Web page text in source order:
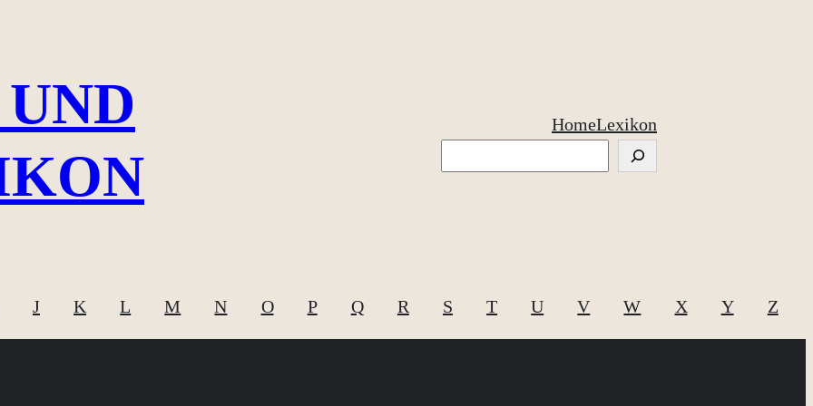
HomeLexikon
J K L M N O P Q R S T U V W X Y Z